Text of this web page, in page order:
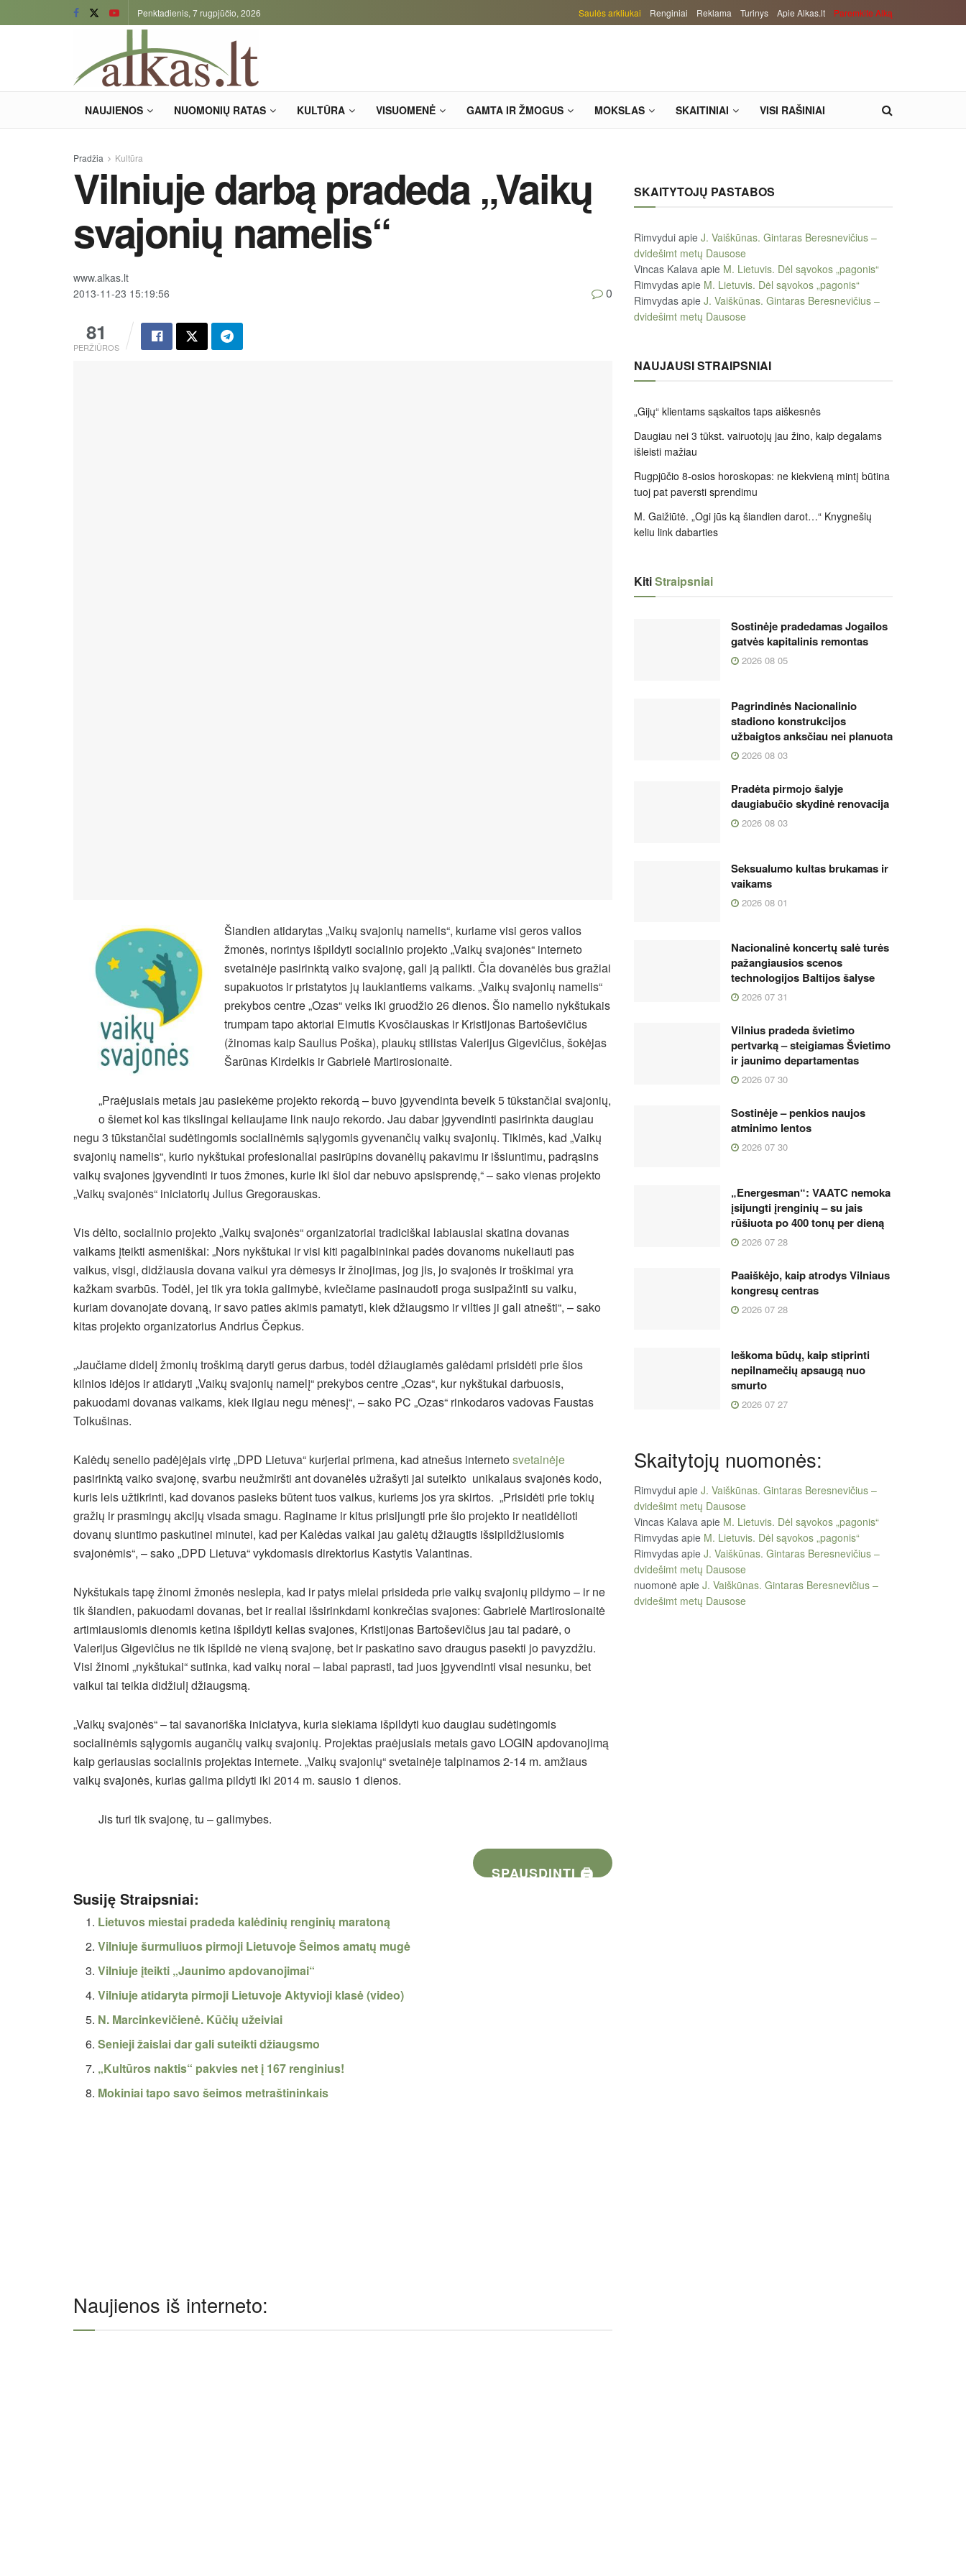
Penktadienis, 7 rugpjūčio, 2026 Saulės arkliukai Renginiai Reklama Turinys Apie Alkas.lt Paremkite Alką
NAUJIENOS NUOMONIŲ RATAS KULTŪRA VISUOMENĖ GAMTA IR ŽMOGUS MOKSLAS SKAITINIAI VISI RAŠINIAI
Pradžia Kultūra
Vilniuje darbą pradeda „Vaikų
svajonių namelis“
www.alkas.lt
2013-11-23 15:19:56
81
PERŽIŪROS
0
Šiandien atidarytas „Vaikų svajonių namelis“, kuriame visi geros valios
žmonės, norintys išpildyti socialinio projekto „Vaikų svajonės“ interneto
svetainėje pasirinktą vaiko svajonę, gali ją palikti. Čia dovanėlės bus gražiai
supakuotos ir pristatytos jų laukiantiems vaikams. „Vaikų svajonių namelis“
prekybos centre „Ozas“ veiks iki gruodžio 26 dienos. Šio namelio nykštukais
trumpam tapo aktoriai Eimutis Kvosčiauskas ir Kristijonas Bartoševičius
(žinomas kaip Saulius Poška), plaukų stilistas Valerijus Gigevičius, šokėjas
Šarūnas Kirdeikis ir Gabrielė Martirosionaitė.
„Praėjusiais metais jau pasiekėme projekto rekordą – buvo įgyvendinta beveik 5 tūkstančiai svajonių,
o šiemet kol kas tikslingai keliaujame link naujo rekordo. Jau dabar įgyvendinti pasirinkta daugiau
negu 3 tūkstančiai sudėtingomis socialinėmis sąlygomis gyvenančių vaikų svajonių. Tikimės, kad „Vaikų
svajonių namelis“, kurio nykštukai profesionaliai pasirūpins dovanėlių pakavimu ir išsiuntimu, padrąsins
vaikų svajones įgyvendinti ir tuos žmones, kurie iki šiol dar nebuvo apsisprendę,“ – sako vienas projekto
„Vaikų svajonės“ iniciatorių Julius Gregorauskas.
Vis dėlto, socialinio projekto „Vaikų svajonės“ organizatoriai tradiciškai labiausiai skatina dovanas
vaikams įteikti asmeniškai: „Nors nykštukai ir visi kiti pagalbininkai padės dovanoms nukeliauti pas
vaikus, visgi, didžiausia dovana vaikui yra dėmesys ir žinojimas, jog jis, jo svajonės ir troškimai yra
kažkam svarbūs. Todėl, jei tik yra tokia galimybė, kviečiame pasinaudoti proga susipažinti su vaiku,
kuriam dovanojate dovaną, ir savo paties akimis pamatyti, kiek džiaugsmo ir vilties ji gali atnešti“, – sako
kitas projekto organizatorius Andrius Čepkus.
„Jaučiame didelį žmonių troškimą daryti gerus darbus, todėl džiaugiamės galėdami prisidėti prie šios
kilnios idėjos ir atidaryti „Vaikų svajonių namelį“ prekybos centre „Ozas“, kur nykštukai darbuosis,
pakuodami dovanas vaikams, kiek ilgiau negu mėnesį“, – sako PC „Ozas“ rinkodaros vadovas Faustas
Tolkušinas.
Kalėdų senelio padėjėjais virtę „DPD Lietuva“ kurjeriai primena, kad atnešus internetosvetainėje
pasirinktą vaiko svajonę, svarbu neužmiršti ant dovanėlės užrašyti jai suteikto unikalaus svajonės kodo,
kuris leis užtikrinti, kad dovanos pasieks būtent tuos vaikus, kuriems jos yra skirtos. „Prisidėti prie tokių
gražių ir prasmingų akcijų visada smagu. Raginame ir kitus prisijungti prie šio projekto ir neatidėlioti
dovanų siuntimo paskutinei minutei, kad per Kalėdas vaikai jau galėtų džiaugtis išsipildžiusiomis
svajonėmis“, – sako „DPD Lietuva“ vykdomasis direktorius Kastytis Valantinas.
Nykštukais tapę žinomi žmonės neslepia, kad ir patys mielai prisideda prie vaikų svajonių pildymo – ir ne
tik šiandien, pakuodami dovanas, bet ir realiai išsirinkdami konkrečias svajones: Gabrielė Martirosionaitė
artimiausiomis dienomis ketina išpildyti kelias svajones, Kristijonas Bartoševičius jau tai padarė, o
Valerijus Gigevičius ne tik išpildė ne vieną svajonę, bet ir paskatino savo draugus pasekti jo pavyzdžiu.
Visi žinomi „nykštukai“ sutinka, kad vaikų norai – labai paprasti, tad juos įgyvendinti visai nesunku, bet
vaikui tai teikia didžiulį džiaugsmą.
„Vaikų svajonės“ – tai savanoriška iniciatyva, kuria siekiama išpildyti kuo daugiau sudėtingomis
socialinėmis sąlygomis augančių vaikų svajonių. Projektas praėjusiais metais gavo LOGIN apdovanojimą
kaip geriausias socialinis projektas internete. „Vaikų svajonių“ svetainėje talpinamos 2-14 m. amžiaus
vaikų svajonės, kurias galima pildyti iki 2014 m. sausio 1 dienos.
Jis turi tik svajonę, tu – galimybes.
SPAUSDINTI 🖨
Susiję Straipsniai:
Lietuvos miestai pradeda kalėdinių renginių maratoną
Vilniuje šurmuliuos pirmoji Lietuvoje Šeimos amatų mugė
Vilniuje įteikti „Jaunimo apdovanojimai“
Vilniuje atidaryta pirmoji Lietuvoje Aktyvioji klasė (video)
N. Marcinkevičienė. Kūčių užeiviai
Senieji žaislai dar gali suteikti džiaugsmo
„Kultūros naktis“ pakvies net į 167 renginius!
Mokiniai tapo savo šeimos metraštininkais
Naujienos iš interneto:
SKAITYTOJŲ PASTABOS
Rimvydui apie J. Vaiškūnas. Gintaras Beresnevičius –
dvidešimt metų Dausose
Vincas Kalava apie M. Lietuvis. Dėl sąvokos „pagonis“
Rimvydas apie M. Lietuvis. Dėl sąvokos „pagonis“
Rimvydas apie J. Vaiškūnas. Gintaras Beresnevičius –
dvidešimt metų Dausose
NAUJAUSI STRAIPSNIAI
„Gijų“ klientams sąskaitos taps aiškesnės
Daugiau nei 3 tūkst. vairuotojų jau žino, kaip degalams
išleisti mažiau
Rugpjūčio 8-osios horoskopas: ne kiekvieną mintį būtina
tuoj pat paversti sprendimu
M. Gaižiūtė. „Ogi jūs ką šiandien darot…“ Knygnešių
keliu link dabarties
KitiStraipsniai
Sostinėje pradedamas Jogailos
gatvės kapitalinis remontas
2026 08 05
Pagrindinės Nacionalinio
stadiono konstrukcijos
užbaigtos anksčiau nei planuota
2026 08 03
Pradėta pirmojo šalyje
daugiabučio skydinė renovacija
2026 08 03
Seksualumo kultas brukamas ir
vaikams
2026 08 01
Nacionalinė koncertų salė turės
pažangiausios scenos
technologijos Baltijos šalyse
2026 07 31
Vilnius pradeda švietimo
pertvarką – steigiamas Švietimo
ir jaunimo departamentas
2026 07 30
Sostinėje – penkios naujos
atminimo lentos
2026 07 30
„Energesman“: VAATC nemoka
įsijungti įrenginių – su jais
rūšiuota po 400 tonų per dieną
2026 07 28
Paaiškėjo, kaip atrodys Vilniaus
kongresų centras
2026 07 28
Ieškoma būdų, kaip stiprinti
nepilnamečių apsaugą nuo
smurto
2026 07 27
Skaitytojų nuomonės:
Rimvydui apie J. Vaiškūnas. Gintaras Beresnevičius –
dvidešimt metų Dausose
Vincas Kalava apie M. Lietuvis. Dėl sąvokos „pagonis“
Rimvydas apie M. Lietuvis. Dėl sąvokos „pagonis“
Rimvydas apie J. Vaiškūnas. Gintaras Beresnevičius –
dvidešimt metų Dausose
nuomonė apie J. Vaiškūnas. Gintaras Beresnevičius –
dvidešimt metų Dausose